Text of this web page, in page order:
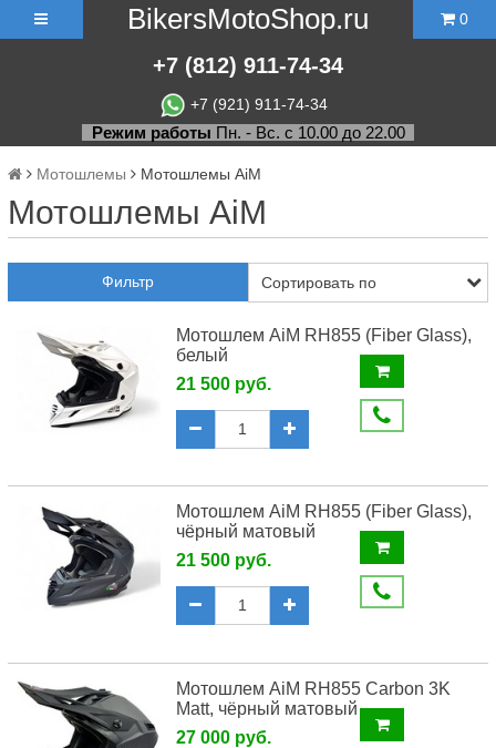
BikersMotoShop.ru
+7 (812) 911-74-34
+7 (921) 911-74-34
0
Режим работы Пн. - Вс. с 10.00 до 22.00
Мотошлемы Мотошлемы AiM
Мотошлемы AiM
Фильтр
Мотошлем AiM RH855 (Fiber Glass),
белый
21 500 руб.
Мотошлем AiM RH855 (Fiber Glass),
чёрный матовый
21 500 руб.
Мотошлем AiM RH855 Carbon 3K
Matt, чёрный матовый
27 000 руб.